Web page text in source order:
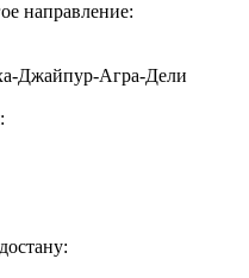
направление:
Джайпур-Агра-Дели